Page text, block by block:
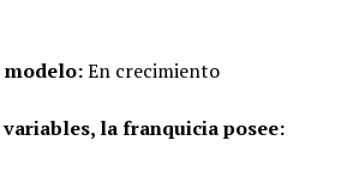
modelo:En crecimiento
la franquicia posee: